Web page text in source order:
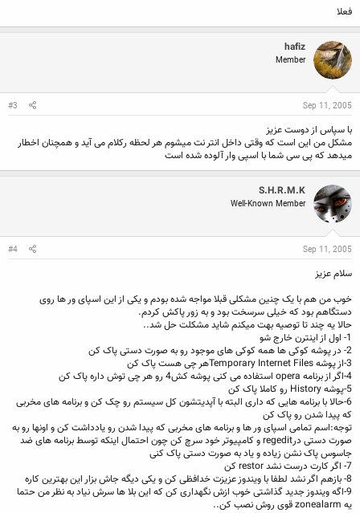
فعلا
hafiz
Member
Sep 11, 2005
#3
با سپاس از دوست عزیز
مشکل من این است که وقتی داخل انتر نت میشوم هر لحظه رکلام می آید و همچنان اخطار
میدهد که پی سی شما با اسپی وار آلوده شده است
S.H.R.M.K
Well-Known Member
Sep 11, 2005
#4
سلام عزیز
خوب من هم با یک چنین مشکلی قبلا مواجه شده بودم و یکی از این اسپای ور ها روی
دستگاهم بود که خیلی سرسخت بود و به زور پاکش کردم.
حالا یه چند تا توصیه بهت میکنم شاید مشکلت حل شد..
1- اول از اینترن خارج شو
2- در پوشه کوکی ها همه کوکی های موجود رو به صورت دستی پاک کن
3-از پوشه Temporary Internet Filesهر چی هست پاک کن
4-اگر از برنامه opera استفاده می کنی پوشه کش4 رو هر چی توش داره پاک کن
5-پوشه History رو کاملا پاک کن
6-حالا با برنامه هایی که داری البته با آپدیتشون کل سیستم رو چک کن و برنامه های مخربی
که پیدا شدن رو پاک کن
توجه:اسم تمامی اسپای ور ها و برنامه های مخربی که پیدا شدن رو یادداشت کن و اونها رو به
صورت دستی درregedit و کامپیوتر خود سرچ کن چون احتمال اینکه توسط برنامه های ضد
جاسوس پاک نشن زیاده و یاد به صورت دستی پاک کنی
7- اگر کارت درست نشد restor کن
8- بازهم اگر نشد لطفا با ویندوز عزیزت خدافظی کن و یکی دیگه جاش بزار این بهترین کاره
9-اگه ویندوز جدید گذاشتی خوب ازش نگهداری کن که این بلا ها سرش نیاد به نظر من حتما
یه zonealarm قوی روش نصب کن..